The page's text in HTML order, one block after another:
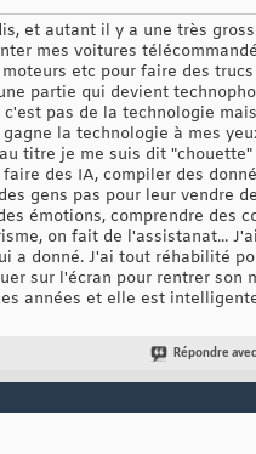
et autant il y a une très
mes voitures
etc pour faire des
partie qui devient
pas de la technologie
la technologie à mes
titre je me suis dit
des IA, compiler des
gens pas pour leur vendre
émotions, comprendre des
on fait de l'assistanat...
a donné. J'ai tout réhabilité
sur l'écran pour rentrer son
années et elle est
Répondre